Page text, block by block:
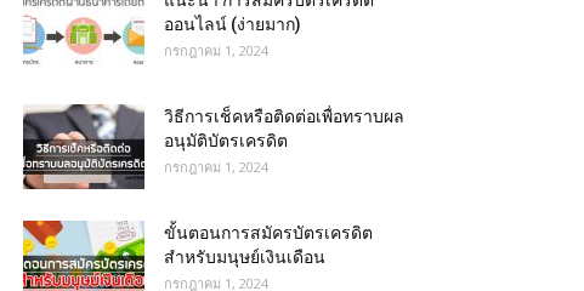
ออนไลน์ (ง่ายมาก)
กรกฎาคม 1, 2024
วิธีการเช็คหรือติดต่อเพื่อทราบผล
อนุมัติบัตรเครดิต
กรกฎาคม 1, 2024
ขั้นตอนการสมัครบัตรเครดิต
สำหรับมนุษย์เงินเดือน
กรกฎาคม 1, 2024